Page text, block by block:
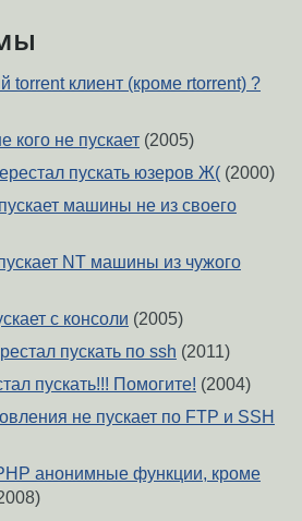
torrent клиент (кроме rtorrent) ?
кого не пускает (2005)
пускать юзеров Ж( (2000)
машины не из своего
NT машины из чужого
с консоли (2005)
пускать по ssh (2011)
пускать!!! Помогите! (2004)
не пускает по FTP и SSH
анонимные функции, кроме